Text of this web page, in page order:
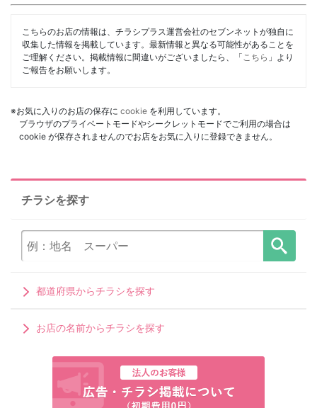
こちらのお店の情報は、チラシプラス運営会社のセブンネットが独自に
収集した情報を掲載しています。最新情報と異なる可能性があることを
ご理解ください。掲載情報に間違いがございましたら、「 こちら 」より
ご報告をお願いします。
※お気に入りのお店の保存に cookie を利用しています。
ブラウザのプライベートモードやシークレットモードでご利用の場合は
cookie が保存されませんのでお店をお気に入りに登録できません。
チラシを探す
都道府県からチラシを探す
お店の名前からチラシを探す